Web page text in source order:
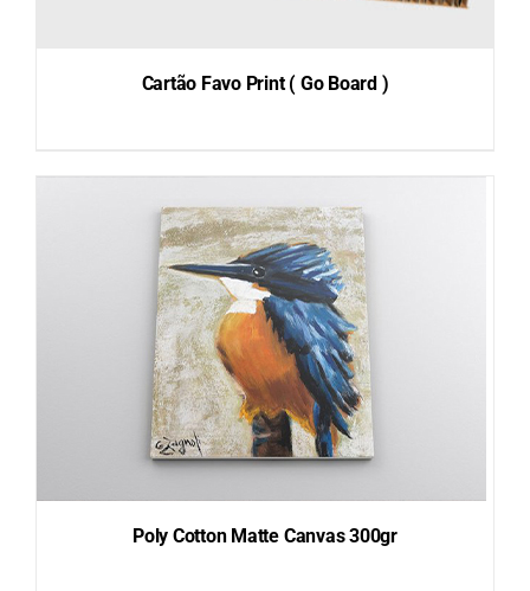
DETAILS
Cartão Favo Print ( Go Board )
Poly Cotton Matte Canvas 300gr